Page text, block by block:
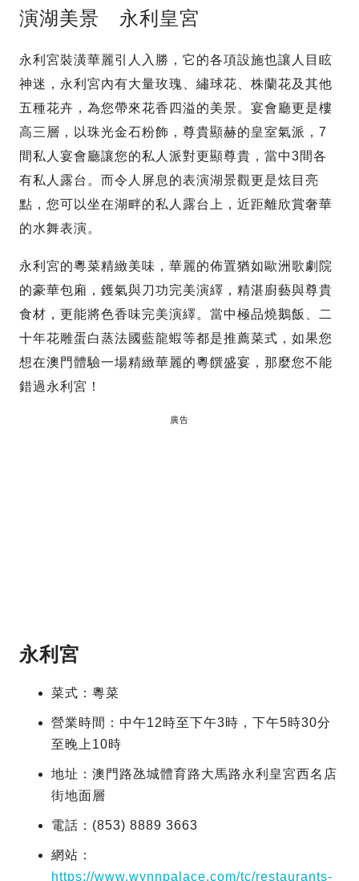
演湖美景 永利皇宮
永利宮裝潢華麗引人入勝，它的各項設施也讓人目眩
神迷，永利宮內有大量玫瑰、繡球花、株蘭花及其他
五種花卉，為您帶來花香四溢的美景。宴會廳更是樓
高三層，以珠光金石粉飾，尊貴顯赫的皇室氣派，7
間私人宴會廳讓您的私人派對更顯尊貴，當中3間各
有私人露台。而令人屏息的表演湖景觀更是炫目亮
點，您可以坐在湖畔的私人露台上，近距離欣賞奢華
的水舞表演。
永利宮的粵菜精緻美味，華麗的佈置猶如歐洲歌劇院
的豪華包廂，鑊氣與刀功完美演繹，精湛廚藝與尊貴
食材，更能將色香味完美演繹。當中極品燒鵝飯、二
十年花雕蛋白蒸法國藍龍蝦等都是推薦菜式，如果您
想在澳門體驗一場精緻華麗的粵饌盛宴，那麼您不能
錯過永利宮！
廣告
永利宮
菜式：粵菜
營業時間：中午12時至下午3時，下午5時30分
至晚上10時
地址：澳門路氹城體育路大馬路永利皇宮西名店
街地面層
電話：(853) 8889 3663
網站：
https://www.wynnpalace.com/tc/restaurants-